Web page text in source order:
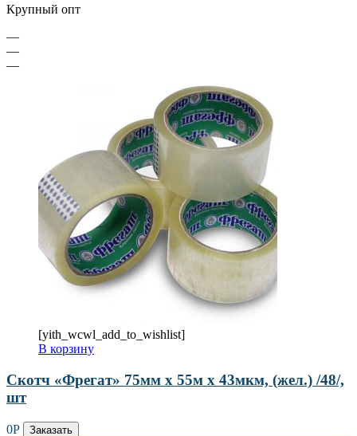
Крупный опт
—
—
—
[yith_wcwl_add_to_wishlist]
В корзину
Скотч «Фрегат» 75мм х 55м х 43мкм, (жел.) /48/,
шт
0Р Заказать